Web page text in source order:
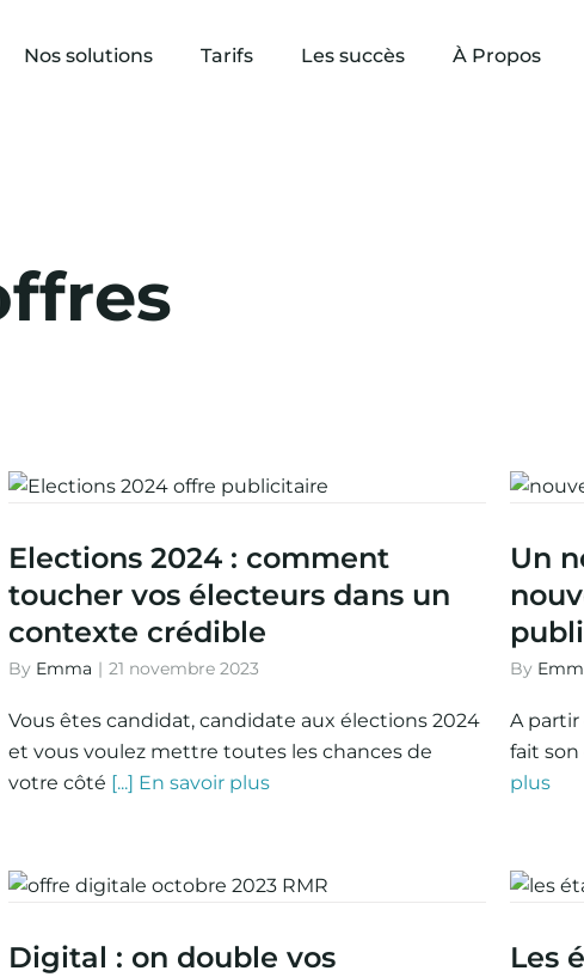
Nos solutions Tarifs Les succès À Propos
Elections 2024 : comment
toucher vos électeurs dans un
contexte crédible
By Emma | 21 novembre 2023
Vous êtes candidat, candidate aux élections 2024
et vous voulez mettre toutes les chances de
votre côté [...] En savoir plus
Un
By
A partir
fait son
plus
Digital : on double vos
Les